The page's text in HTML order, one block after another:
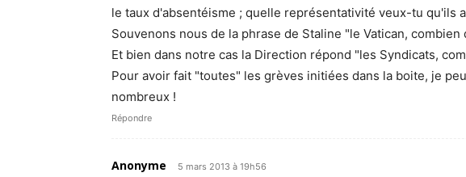
le taux d'absentéisme ; quelle représentativité veux-tu qu'ils
Souvenons nous de la phrase de Staline "le Vatican, combien
Et bien dans notre cas la Direction répond "les Syndicats,
Pour avoir fait "toutes" les grèves initiées dans la boite, je
nombreux !
Répondre
Anonyme 5 mars 2013 à 19h56